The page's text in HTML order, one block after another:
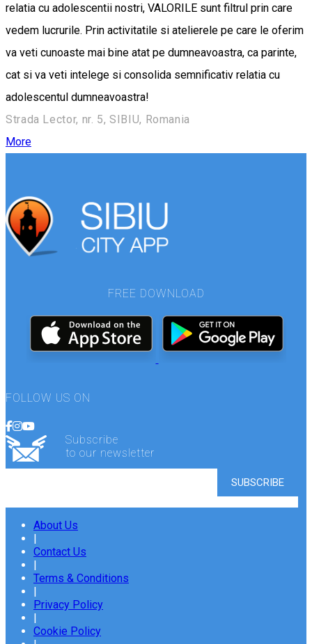
relatia cu adolescentii nostri, VALORILE sunt filtrul prin care
vedem lucrurile. Prin activitatile si atelierele pe care le oferim
va veti cunoaste mai bine atat pe dumneavoastra, ca parinte,
cat si va veti intelege si consolida semnificativ relatia cu
adolescentul dumneavoastra!
Strada Lector, nr. 5, SIBIU, Romania
More
FREE DOWNLOAD
FOLLOW US ON
Subscribe
to our newsletter
About Us
|
Contact Us
|
Terms & Conditions
|
Privacy Policy
|
Cookie Policy